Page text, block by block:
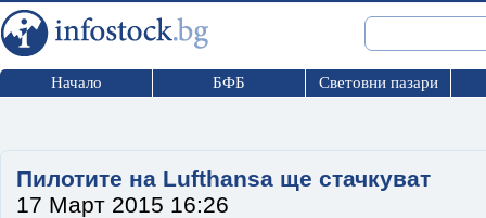
Начало БФБ Световни пазари
Пилотите на Lufthansa ще стачкуват
17 Март 2015 16:26